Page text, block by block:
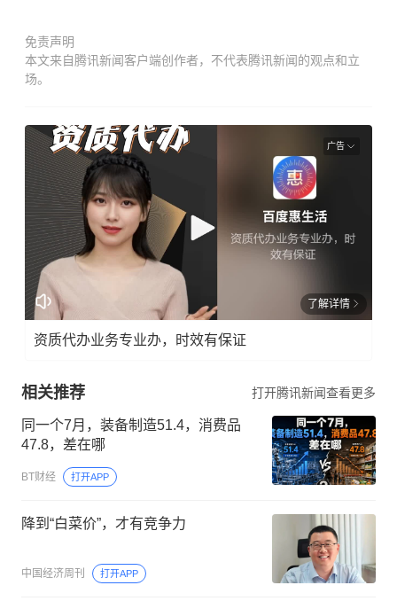
免责声明
本文来自腾讯新闻客户端创作者，不代表腾讯新闻的观点和立
场。
广告
了解详情
资质代办业务专业办，时效有保证
相关推荐 打开腾讯新闻查看更多
同一个7月，装备制造51.4，消费品
47.8，差在哪
BT财经 打开APP
降到“白菜价”，才有竞争力
中国经济周刊 打开APP